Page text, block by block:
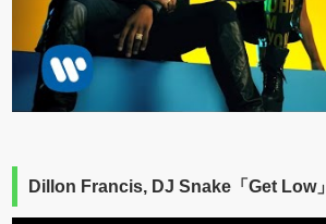
Dillon Francis, DJ Snake「Get Low」